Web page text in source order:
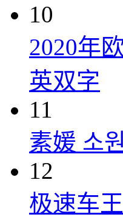
10
2020年
英双字
11
素媛 소
12
极速车